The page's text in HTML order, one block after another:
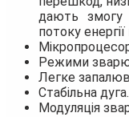
дають змогу
потоку
Режими
Легке
Стабільна дуга.
Модуляція